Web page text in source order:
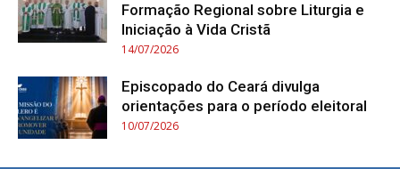
Formação Regional sobre Liturgia e
Iniciação à Vida Cristã
14/07/2026
Episcopado do Ceará divulga
orientações para o período eleitoral
10/07/2026